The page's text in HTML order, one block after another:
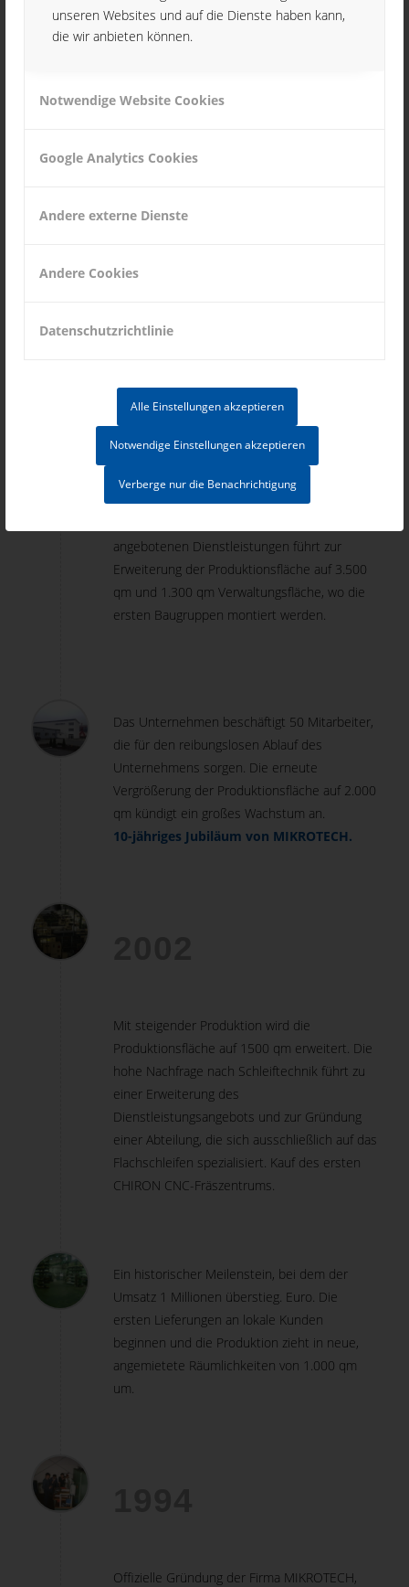
unseren Websites und auf die Dienste haben kann,
die wir anbieten können.
Notwendige Website Cookies
Google Analytics Cookies
Andere externe Dienste
Andere Cookies
Datenschutzrichtlinie
Alle Einstellungen akzeptieren
Notwendige Einstellungen akzeptieren
Verberge nur die Benachrichtigung
dieser kritischen Zeit wurde der Prozess der
Einführung des Infor ERP-Systems erfolgreich
Die Umsatzerlöse beliefen sich auf 4 Millionen
Produktionsanlagen nun im Besitz von
Babtec-Qualitätsmanagement-Software zu
Unternehmens erhöht.
2006
angebotenen Dienstleistungen führt zur
Erweiterung der Produktionsfläche auf 3.500
qm und 1.300 qm Verwaltungsfläche, wo die
ersten Baugruppen montiert werden.
Das Unternehmen beschäftigt 50 Mitarbeiter,
die für den reibungslosen Ablauf des
Unternehmens sorgen. Die erneute
Vergrößerung der Produktionsfläche auf 2.000
qm kündigt ein großes Wachstum an.
10-jähriges Jubiläum von MIKROTECH.
Mit steigender Produktion wird die
Produktionsfläche auf 1500 qm erweitert. Die
hohe Nachfrage nach Schleiftechnik führt zu
einer Erweiterung des
Dienstleistungsangebots und zur Gründung
einer Abteilung, die sich ausschließlich auf das
Flachschleifen spezialisiert. Kauf des ersten
CHIRON CNC-Fräszentrums.
Ein historischer Meilenstein, bei dem der
Umsatz 1 Millionen überstieg. Euro. Die
ersten Lieferungen an lokale Kunden
beginnen und die Produktion zieht in neue,
angemietete Räumlichkeiten von 1.000 qm
um.
Offizielle Gründung der Firma MIKROTECH,